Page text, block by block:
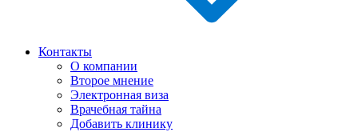
Контакты
О компании
Второе мнение
Электронная виза
Врачебная тайна
Добавить клинику